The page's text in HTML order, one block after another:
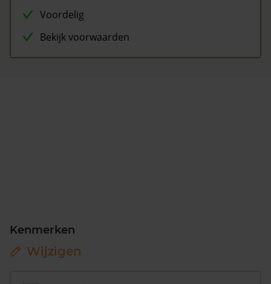
Voordelig
Bekijk voorwaarden
Kenmerken
Wijzigen